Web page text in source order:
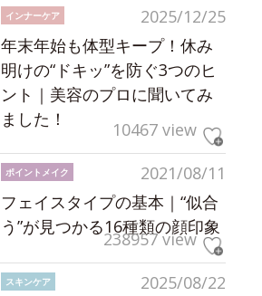
2025/12/25
インナーケア
年末年始も体型キープ！休み
明けの“ドキッ”を防ぐ3つのヒ
ント｜美容のプロに聞いてみ
ました！
10467 view
2021/08/11
ポイントメイク
フェイスタイプの基本｜“似合
う”が見つかる16種類の顔印象
238957 view
2025/08/22
スキンケア